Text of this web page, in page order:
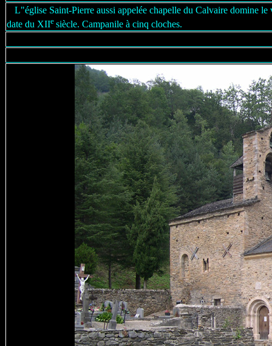
L"église Saint-Pierre aussi appelée chapelle du Calvaire domine
date du XIIe siècle. Campanile à cinq cloches.